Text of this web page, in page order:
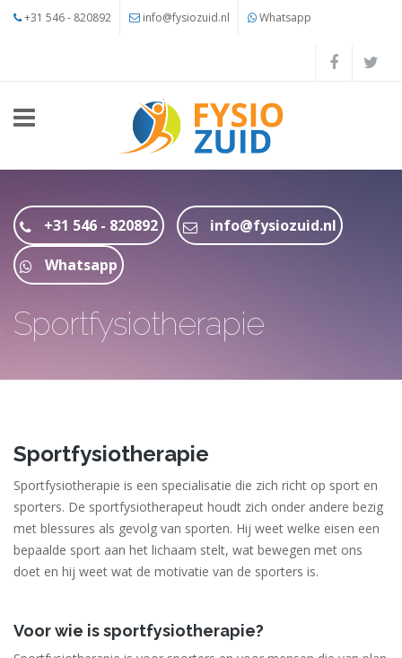
Overslaan en naar de inhoud gaan
+31 546 - 820892 info@fysiozuid.nl Whatsapp
+31 546 - 820892
info@fysiozuid.nl
Whatsapp
Sportfysiotherapie
Sportfysiotherapie
Sportfysiotherapie is een specialisatie die zich richt op sport en
sporters. De sportfysiotherapeut houdt zich onder andere bezig
met blessures als gevolg van sporten. Hij weet welke eisen een
bepaalde sport aan het lichaam stelt, wat bewegen met ons
doet en hij weet wat de motivatie van de sporters is.
Voor wie is sportfysiotherapie?